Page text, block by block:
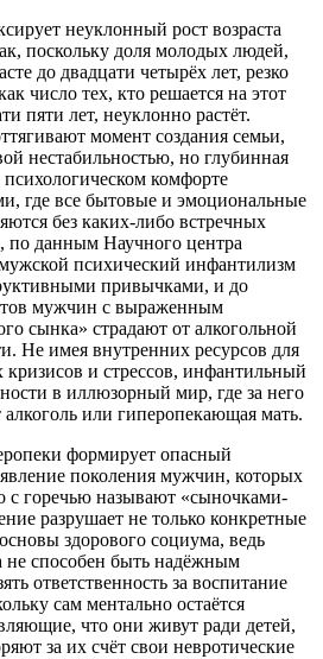
неуклонный рост возраста
поскольку доля молодых людей,
до двадцати четырёх лет, резко
число тех, кто решается на этот
пяти лет, неуклонно растёт.
момент создания семьи,
нестабильностью, но глубинная
комфорте
где все бытовые и эмоциональные
без каких-либо встречных
по данным Научного центра
психический инфантилизм
привычками, и до
мужчин с выраженным
сынка» страдают от алкогольной
Не имея внутренних ресурсов для
и стрессов, инфантильный
в иллюзорный мир, где за него
или гиперопекающая мать.
формирует опасный
поколения мужчин, которых
с горечью называют «сыночками-
разрушает не только конкретные
здорового социума, ведь
способен быть надёжным
ответственность за воспитание
сам ментально остаётся
что они живут ради детей,
за их счёт свои невротические